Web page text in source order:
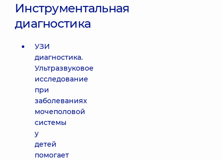
Инструментальная
диагностика
УЗИ
диагностика.
Ультразвуковое
исследование
при
заболеваниях
мочеполовой
системы
у
детей
помогает